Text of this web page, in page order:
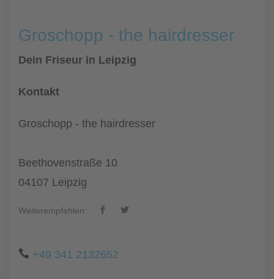
Groschopp - the hairdresser
Dein Friseur in Leipzig
Kontakt
Groschopp - the hairdresser
Beethovenstraße 10
04107 Leipzig
Weiterempfehlen:
+49 341 2132652